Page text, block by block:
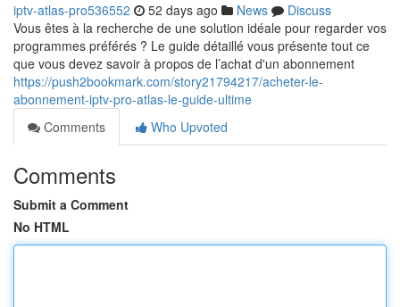
iptv-atlas-pro536552 52 days ago News
Discuss
Vous êtes à la recherche de une solution idéale pour regarder vos
programmes préférés ? Le guide détaillé vous présente tout ce
que vous devez savoir à propos de l’achat d'un abonnement
https://push2bookmark.com/story21794217/acheter-le-
abonnement-iptv-pro-atlas-le-guide-ultime
Comments
Who Upvoted
Comments
Submit a Comment
No HTML